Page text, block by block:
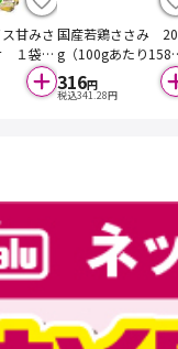
甘みさ
１袋
産）※入
替品を
国産若鶏ささみ
g（100gあたり158
（本体））
316円
税込341.28円